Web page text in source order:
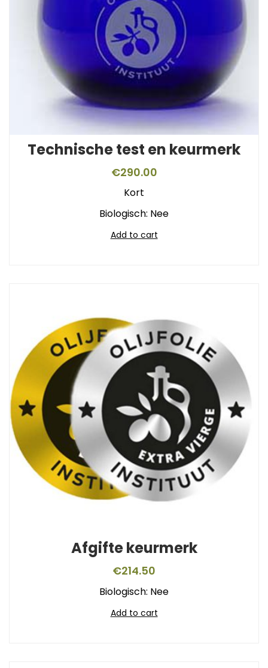
Technische test en keurmerk
€290.00
Kort
Biologisch: Nee
Add to cart
Afgifte keurmerk
€214.50
Biologisch: Nee
Add to cart